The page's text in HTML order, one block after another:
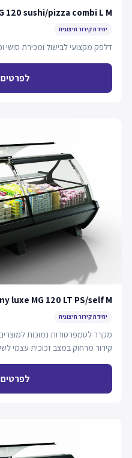
120 sushi/pizza combi L M
יחידת קירור חיצונית
דלפק מקצועי לבישול ומכירת סושי
לפרטים
luxe MG 120 LT PS/self M
יחידת קירור חיצונית
מקרר לטמפרטורות נמוכות
קירור מרחוק במצב זכוכית עצמי
לפרטים